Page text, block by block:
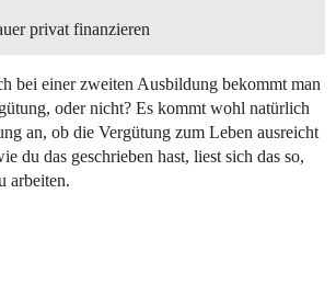
privat finanzieren
bei einer zweiten Ausbildung bekommt man
oder nicht? Es kommt wohl natürlich
an, ob die Vergütung zum Leben ausreicht
du das geschrieben hast, liest sich das so,
arbeiten.